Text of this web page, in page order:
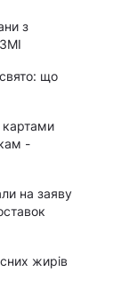
з
що
картами
-
на заяву
жирів